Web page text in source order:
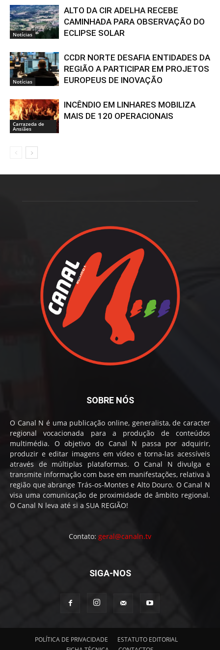
Notícias
ALTO DA CIR ADELHA RECEBE
CAMINHADA PARA OBSERVAÇÃO DO
ECLIPSE SOLAR
Notícias
CCDR NORTE DESAFIA ENTIDADES DA
REGIÃO A PARTICIPAR EM PROJETOS
EUROPEUS DE INOVAÇÃO
Carrazeda de
Ansiães
INCÊNDIO EM LINHARES MOBILIZA
MAIS DE 120 OPERACIONAIS
SOBRE NÓS
O Canal N é uma publicação online, generalista, de caracter
regional vocacionada para a produção de conteúdos
multimédia. O objetivo do Canal N passa por adquirir,
produzir e editar imagens em vídeo e torna-las acessíveis
através de múltiplas plataformas. O Canal N divulga e
transmite informação com base em manifestações, relativa à
região que abrange Trás-os-Montes e Alto Douro. O Canal N
visa uma comunicação de proximidade de âmbito regional.
O Canal N leva até si a SUA REGIÃO!
Contato: geral@canaln.tv
SIGA-NOS
POLÍTICA DE PRIVACIDADE
ESTATUTO EDITORIAL